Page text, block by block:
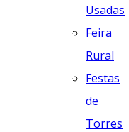
Usadas
Feira
Rural
Festas
de
Torres